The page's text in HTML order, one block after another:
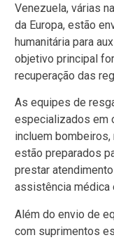
Venezuela, várias
da Europa, estão
humanitária para
objetivo principal
recuperação das
As equipes de
especializados em
incluem
estão preparados
prestar
assistência médica
Além do envio de
com suprimentos